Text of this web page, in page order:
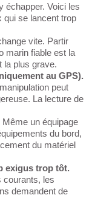
échapper. Voici les
qui se lancent trop
vite. Partir
marin fiable est la
la plus grave.
au GPS).
peut
La lecture de
Même un équipage
du bord,
du matériel
exigus trop tôt.
courants, les
demandent de